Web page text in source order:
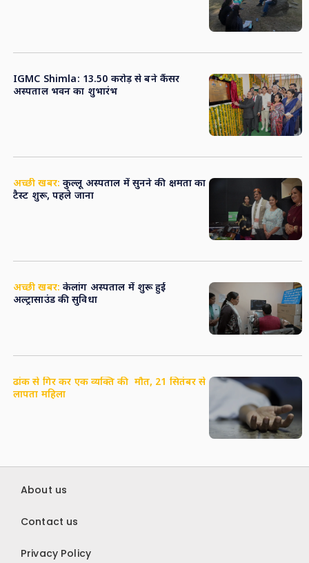
IGMC Shimla: 13.50 करोड़ से बने कैंसर
अस्पताल भवन का शुभारंभ
अच्छी खबर: कुल्लू अस्पताल में सुनने की क्षमता का
टैस्ट शुरू, पहले जाना
अच्छी खबर: केलांग अस्पताल में शुरू हुई
अल्ट्रासाउंड की सुविधा
ढांक से गिर कर एक व्यक्ति की मौत, 21 सितंबर से
लापता महिला
About us
Contact us
Privacy Policy